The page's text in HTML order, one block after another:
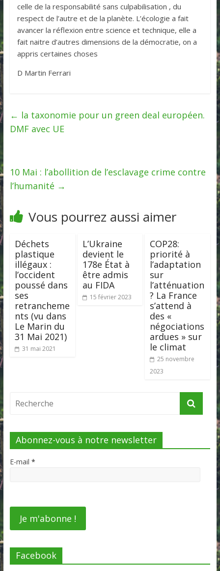
celle de la responsabilité sans culpabilisation , du
respect de l’autre et de la planète. L’écologie a fait
avancer la réflexion entre science et technique, elle a
fait naitre d’autres dimensions de la démocratie, on a
appris certaines choses
D Martin Ferrari
← la taxonomie pour un green deal européen.
DMF avec UE
10 Mai : l’abollition de l’esclavage crime contre
l’humanité →
Vous pourrez aussi aimer
Déchets
plastique
illégaux :
l’occident
poussé dans
ses
retrancheme
nts (vu dans
Le Marin du
31 Mai 2021)
31 mai 2021
L’Ukraine
devient le
178e État à
être admis
au FIDA
15 février 2023
COP28:
priorité à
l’adaptation
sur
l’atténuation
? La France
s’attend à
des «
négociations
ardues » sur
le climat
25 novembre
2023
Abonnez-vous à notre newsletter
E-mail *
Facebook